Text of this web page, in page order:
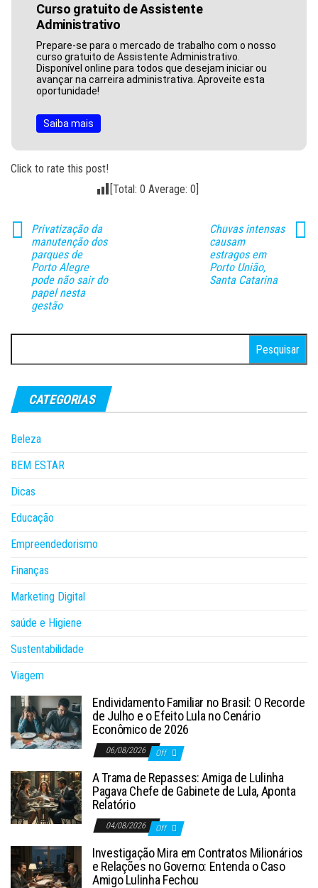
Curso gratuito de Assistente
Administrativo
Prepare-se para o mercado de trabalho com o nosso
curso gratuito de Assistente Administrativo.
Disponível online para todos que desejam iniciar ou
avançar na carreira administrativa. Aproveite esta
oportunidade!
Saiba mais
Click to rate this post!
[Total: 0 Average: 0]
Privatização da
manutenção dos
parques de
Porto Alegre
pode não sair do
papel nesta
gestão
Chuvas intensas
causam
estragos em
Porto União,
Santa Catarina
por:
CATEGORIAS
Beleza
BEM ESTAR
Dicas
Educação
Empreendedorismo
Finanças
Marketing Digital
saúde e Higiene
Sustentabilidade
Viagem
Endividamento Familiar no Brasil: O Recorde
de Julho e o Efeito Lula no Cenário
Econômico de 2026
06/08/2026 Off
A Trama de Repasses: Amiga de Lulinha
Pagava Chefe de Gabinete de Lula, Aponta
Relatório
04/08/2026 Off
Investigação Mira em Contratos Milionários
e Relações no Governo: Entenda o Caso
Amigo Lulinha Fechou